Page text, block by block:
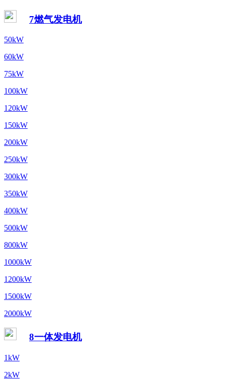
7燃气发电机
50kW
60kW
75kW
100kW
120kW
150kW
200kW
250kW
300kW
350kW
400kW
500kW
800kW
1000kW
1200kW
1500kW
2000kW
8一体发电机
1kW
2kW